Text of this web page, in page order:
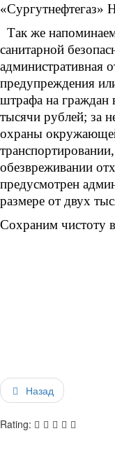
«Сургутнефтегаз»
Так же
санитарной
административная
предупреждения
штрафа на граждан
тысячи рублей; за
охраны
обезвреживании
предусмотрен
размере от двух
Сохраним чистоту
Назад
Rating: